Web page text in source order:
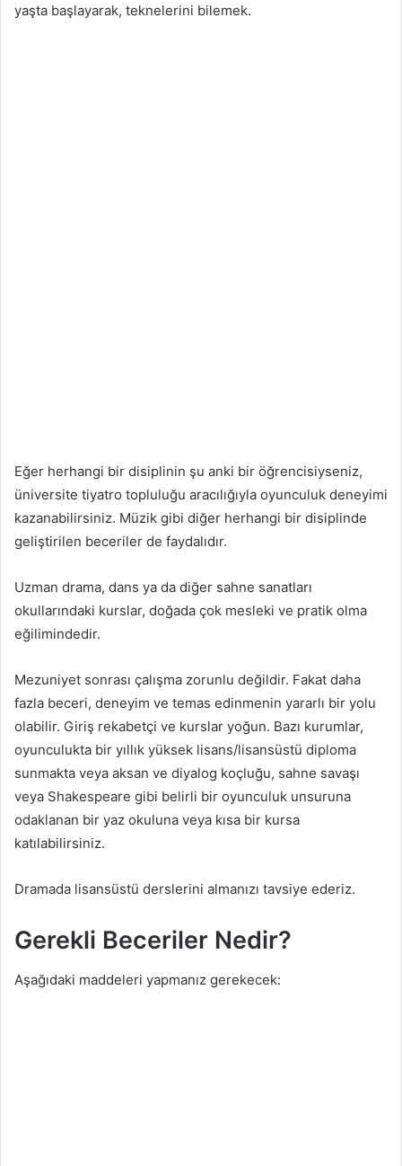
yaşta başlayarak, teknelerini bilemek.
Eğer herhangi bir disiplinin şu anki bir öğrencisiyseniz,
üniversite tiyatro topluluğu aracılığıyla oyunculuk deneyimi
kazanabilirsiniz. Müzik gibi diğer herhangi bir disiplinde
geliştirilen beceriler de faydalıdır.
Uzman drama, dans ya da diğer sahne sanatları
okullarındaki kurslar, doğada çok mesleki ve pratik olma
eğilimindedir.
Mezuniyet sonrası çalışma zorunlu değildir. Fakat daha
fazla beceri, deneyim ve temas edinmenin yararlı bir yolu
olabilir. Giriş rekabetçi ve kurslar yoğun. Bazı kurumlar,
oyunculukta bir yıllık yüksek lisans/lisansüstü diploma
sunmakta veya aksan ve diyalog koçluğu, sahne savaşı
veya Shakespeare gibi belirli bir oyunculuk unsuruna
odaklanan bir yaz okuluna veya kısa bir kursa
katılabilirsiniz.
Dramada lisansüstü derslerini almanızı tavsiye ederiz.
Gerekli Beceriler Nedir?
Aşağıdaki maddeleri yapmanız gerekecek: